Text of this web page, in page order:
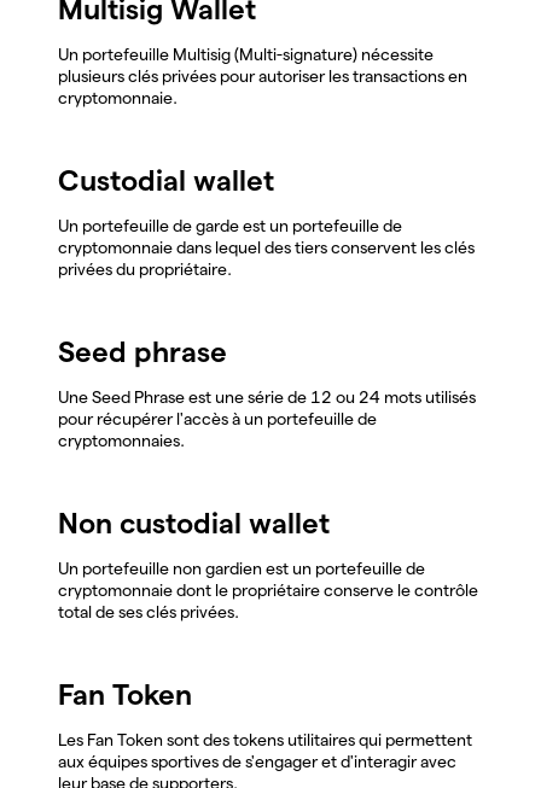
Multisig Wallet
Un portefeuille Multisig (Multi-signature) nécessite
plusieurs clés privées pour autoriser les transactions en
cryptomonnaie.
Custodial wallet
Un portefeuille de garde est un portefeuille de
cryptomonnaie dans lequel des tiers conservent les clés
privées du propriétaire.
Seed phrase
Une Seed Phrase est une série de 12 ou 24 mots utilisés
pour récupérer l'accès à un portefeuille de
cryptomonnaies.
Non custodial wallet
Un portefeuille non gardien est un portefeuille de
cryptomonnaie dont le propriétaire conserve le contrôle
total de ses clés privées.
Fan Token
Les Fan Token sont des tokens utilitaires qui permettent
aux équipes sportives de s'engager et d'interagir avec
leur base de supporters.